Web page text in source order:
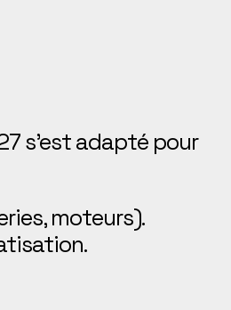
s’est adapté pour
moteurs).